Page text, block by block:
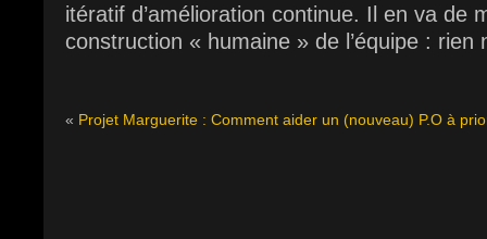
itératif d’amélioration continue. Il en va de
construction « humaine » de l’équipe : rien
« Projet Marguerite : Comment aider un (nouveau) P.O à